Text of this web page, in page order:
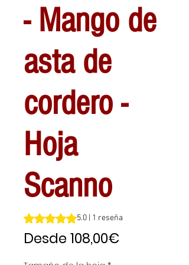
- Mango de
asta de
cordero -
Hoja
Scanno
Según 1 reseña, la calificación es de
5.0 | 1 reseña
Desde 108,00€